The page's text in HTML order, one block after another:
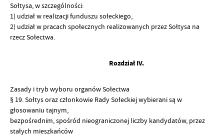
Sołtysa, w szczególności:
1) udział w realizacji funduszu sołeckiego,
2) udział w pracach społecznych realizowanych przez Sołtysa na
rzecz Sołectwa.
Rozdział IV.
Zasady i tryb wyboru organów Sołectwa
§ 19. Sołtys oraz członkowie Rady Sołeckiej wybierani są w
głosowaniu tajnym,
bezpośrednim, spośród nieograniczonej liczby kandydatów, przez
stałych mieszkańców